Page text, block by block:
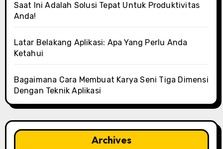
Saat Ini Adalah Solusi Tepat Untuk Produktivitas
Anda!
Latar Belakang Aplikasi: Apa Yang Perlu Anda
Ketahui
Bagaimana Cara Membuat Karya Seni Tiga Dimensi
Dengan Teknik Aplikasi
Archives